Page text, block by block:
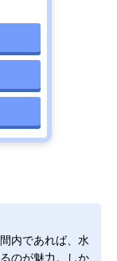
内であれば、水
のが魅力。しか